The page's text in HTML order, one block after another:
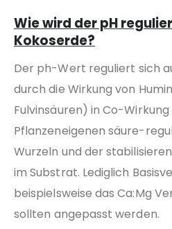
Wie wird der pH
Kokoserde?
Der ph-Wert reguliert sich
durch die Wirkung von
Fulvinsäuren) in Co-
Pflanzeneigenen säure-
Wurzeln und der
im Substrat. Lediglich
beispielsweise das Ca:Mg
sollten angepasst werden.